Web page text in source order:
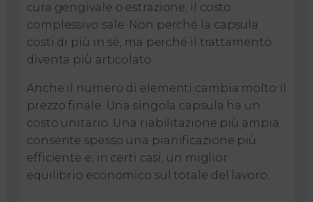
cura gengivale o estrazione, il costo
complessivo sale. Non perché la capsula
costi di più in sé, ma perché il trattamento
diventa più articolato.
Anche il numero di elementi cambia molto il
prezzo finale. Una singola capsula ha un
costo unitario. Una riabilitazione più ampia
consente spesso una pianificazione più
efficiente e, in certi casi, un miglior
equilibrio economico sul totale del lavoro.